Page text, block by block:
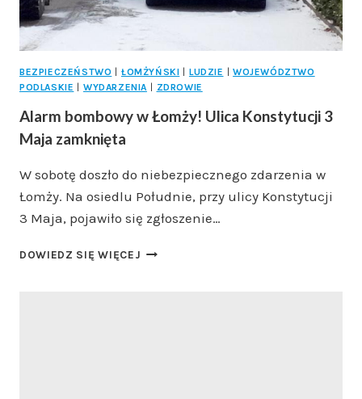
BEZPIECZEŃSTWO ŁOMŻYŃSKI LUDZIE
WOJEWÓDZTWO
PODLASKIE
WYDARZENIA ZDROWIE
Alarm bombowy w Łomży! Ulica Konstytucji 3
Maja zamknięta
W sobotę doszło do niebezpiecznego zdarzenia w
Łomży. Na osiedlu Południe, przy ulicy Konstytucji
3 Maja, pojawiło się zgłoszenie…
DOWIEDZ SIĘ WIĘCEJ ALARM